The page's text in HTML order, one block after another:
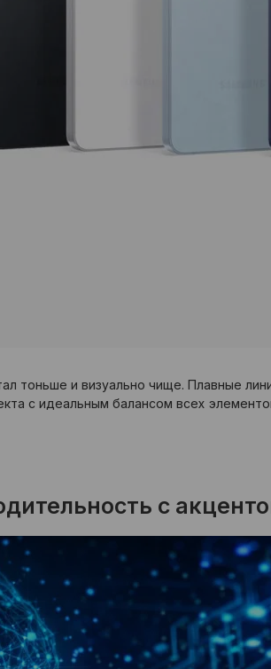
тоньше и визуально чище. Плавные
с идеальным балансом всех
с